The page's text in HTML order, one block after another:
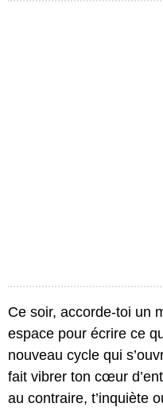
Ce soir, accorde-toi un
espace pour écrire ce
nouveau cycle qui
fait vibrer ton cœur
au contraire, t’inquiète